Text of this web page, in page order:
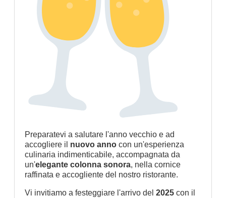
Preparatevi a salutare l'anno vecchio e ad
accogliere il nuovo anno con un'esperienza
culinaria indimenticabile, accompagnata da
un'elegante colonna sonora, nella cornice
raffinata e accogliente del nostro ristorante.
Vi invitiamo a festeggiare l'arrivo del 2025 con il